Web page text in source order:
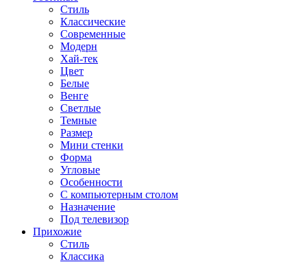
Стиль
Классические
Современные
Модерн
Хай-тек
Цвет
Белые
Венге
Светлые
Темные
Размер
Мини стенки
Форма
Угловые
Особенности
С компьютерным столом
Назначение
Под телевизор
Прихожие
Стиль
Классика